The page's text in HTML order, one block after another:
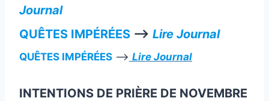
Journal
QUÊTES IMPÉRÉES —> Lire Journal
QUÊTES IMPÉRÉES —> Lire Journal
INTENTIONS DE PRIÈRE DE NOVEMBRE